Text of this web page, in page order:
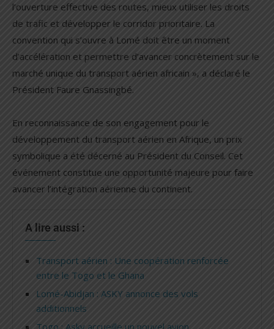
l’ouverture effective des routes, mieux utiliser les droits
de trafic et développer le corridor prioritaire. La
convention qui s’ouvre à Lomé doit être un moment
d’accélération et permettre d’avancer concrètement sur le
marché unique du transport aérien africain », a déclaré le
Président Faure Gnassingbé.
En reconnaissance de son engagement pour le
développement du transport aérien en Afrique, un prix
symbolique a été décerné au Président du Conseil. Cet
événement constitue une opportunité majeure pour faire
avancer l’intégration aérienne du continent.
A lire aussi :
Transport aérien : Une coopération renforcée
entre le Togo et le Ghana
Lomé-Abidjan : ASKY annonce des vols
additionnels